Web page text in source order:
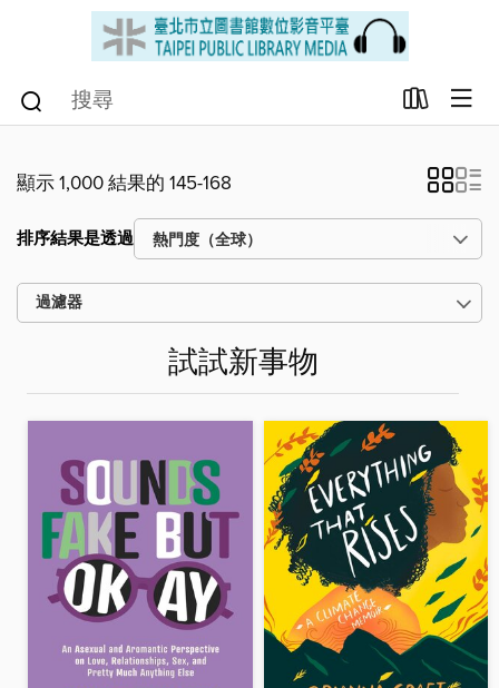
顯示 1,000 結果的 145-168
排序結果是透過
過濾器
試試新事物